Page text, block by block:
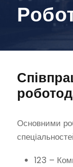
Основними
123 –